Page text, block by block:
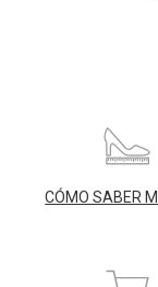
CÓMO SABER